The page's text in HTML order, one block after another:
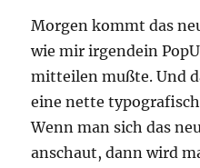
Morgen kommt das
wie mir irgendein
mitteilen mußte. Und
eine nette
Wenn man sich das
anschaut, dann wird